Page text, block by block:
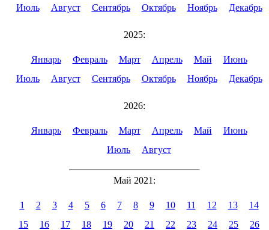
Июль
Август Сентябрь Октябрь Ноябрь Декабрь
2025:
Январь Февраль Март Апрель Май
Июнь
Июль
Август Сентябрь Октябрь Ноябрь Декабрь
2026:
Январь Февраль Март Апрель Май
Июнь
Июль
Август
Май 2021:
1 2 3 4 5 6 7 8 9 10 11 12 13
14
15
16 17 18 19 20 21 22 23 24 25
26